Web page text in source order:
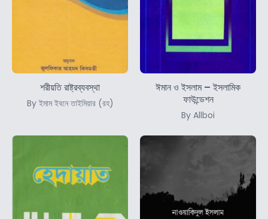
শরীয়তি রাষ্ট্রব্যবস্থা
By ইমাম ইবনে তাইমিয়ার (রহ)
ঈমান ও ইসলাম – ইসলামিক
ফাউন্ডেশন
By Allboi